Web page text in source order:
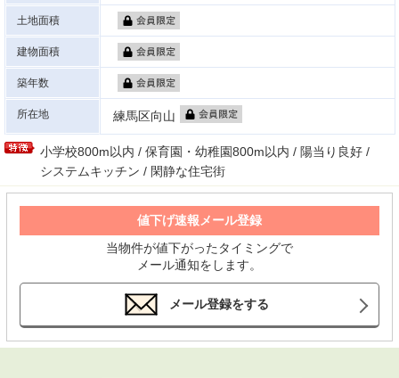
土地面積
建物面積
築年数
所在地 練馬区向山
小学校800m以内 / 保育園・幼稚園800m以内 / 陽当り良好 /
システムキッチン / 閑静な住宅街
値下げ速報メール登録
当物件が値下がったタイミングで
メール通知をします。
メール登録をする